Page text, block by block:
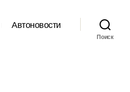
Автоновости
Поиск